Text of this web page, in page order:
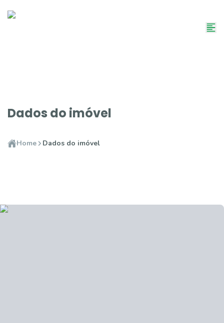
Dados do imóvel
Home Dados do imóvel